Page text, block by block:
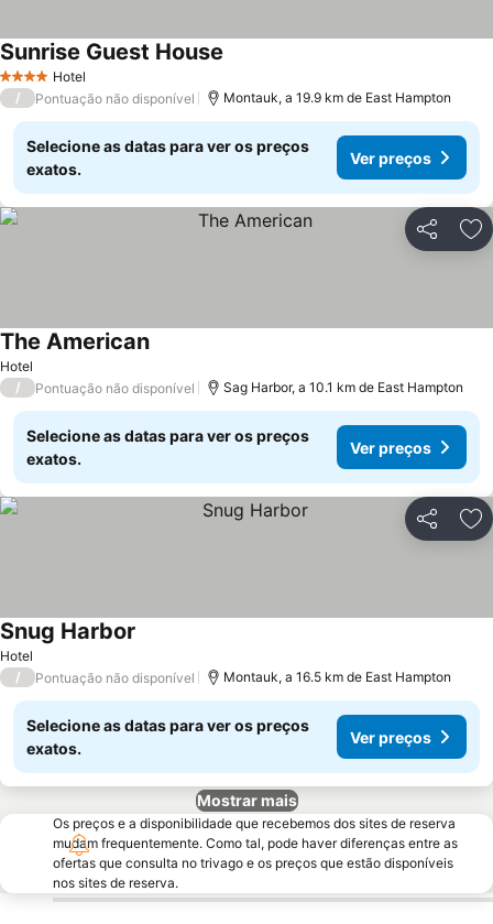
4 EstrelasHotel
Sunrise Guest House
/ Pontuação não disponível Montauk, a 19.9 km de East Hampton
Selecione as datas para ver os preços
exatos.
Ver preços
Partilhar
Hotel
The American
/ Pontuação não disponível Sag Harbor, a 10.1 km de East Hampton
Selecione as datas para ver os preços
exatos.
Ver preços
Partilhar
Hotel
Snug Harbor
/ Pontuação não disponível Montauk, a 16.5 km de East Hampton
Selecione as datas para ver os preços
exatos.
Ver preços
Mostrar mais
Os preços e a disponibilidade que recebemos dos sites de reserva
mudam frequentemente. Como tal, pode haver diferenças entre as
ofertas que consulta no trivago e os preços que estão disponíveis
nos sites de reserva.